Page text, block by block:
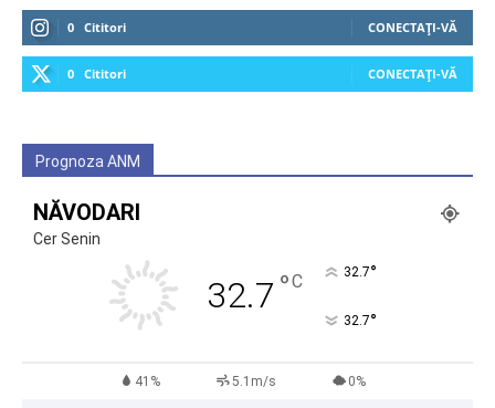
0 Cititori CONECTAȚI-VĂ
0 Cititori CONECTAȚI-VĂ
Prognoza ANM
NĂVODARI
Cer Senin
32.7 °C 32.7°
32.7°
41% 5.1m/s 0%